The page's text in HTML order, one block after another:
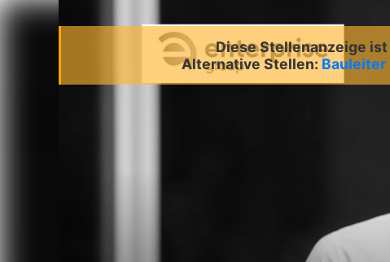
Diese Stellenanzeige
Alternative Stellen: